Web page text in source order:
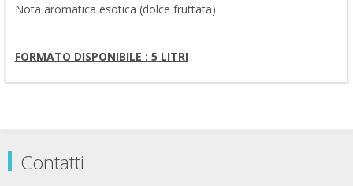
Nota aromatica esotica (dolce fruttata).
FORMATO DISPONIBILE : 5 LITRI
Contatti